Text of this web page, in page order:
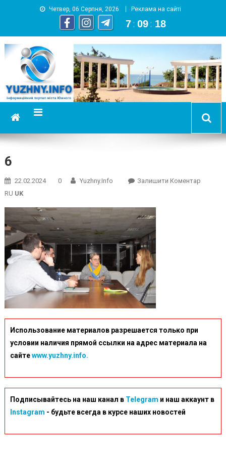
Четвер, 06 Серпня, 2026 Реклама на сайті
7 : 09 : 18
YUZHNY.INFO
информационный портал города Южный
6
22.02.2024 0 Yuzhny.info Залишити КоментарOn
RU UK
Использование материалов разрешается только при
условии наличия прямой ссылки на адрес материала на
сайтеwww.yuzhny.info.
Подписывайтесь на наш канал в Telegram и наш аккаунт в
Instagram - будьте всегда в курсе наших новостей